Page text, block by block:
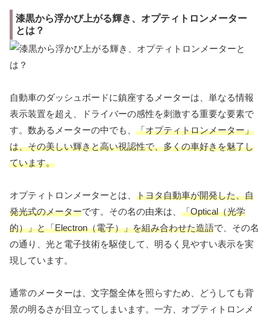
漆黒から浮かび上がる輝き、オプティトロンメーター
とは？
自動車のダッシュボードに鎮座するメーターは、単なる情報
表示装置を超え、ドライバーの感性を刺激する重要な要素で
す。数あるメーターの中でも、 「オプティトロンメーター」
は、その美しい輝きと高い視認性で、多くの車好きを魅了し
ています。
オプティトロンメーターとは、 トヨタ自動車が開発した、自
発光式のメーターです。その名の由来は、 「Optical（光学
的）」と「Electron（電子）」を組み合わせた造語で、その名
の通り、光と電子技術を駆使して、明るく見やすい表示を実
現しています。
通常のメーターは、文字盤全体を照らすため、どうしても背
景の明るさが目立ってしまいます。一方、オプティトロンメ